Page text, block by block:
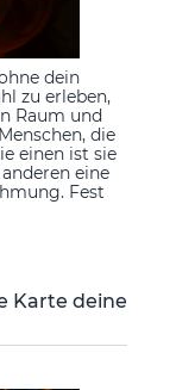
dein
zu erleben,
Raum und
die
einen ist sie
eine
Fest
Karte deine